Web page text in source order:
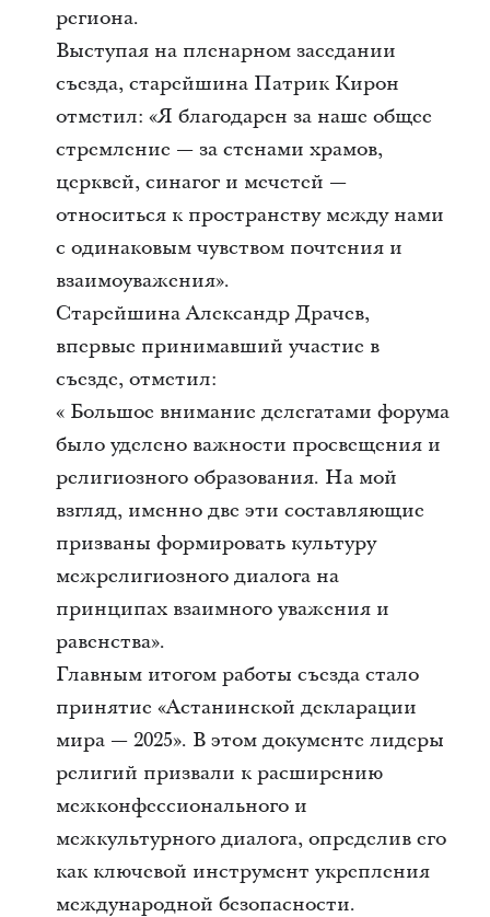
региона.
Выступая на пленарном заседании
съезда, старейшина Патрик Кирон
отметил: «Я благодарен за наше общее
стремление — за стенами храмов,
церквей, синагог и мечетей —
относиться к пространству между нами
с одинаковым чувством почтения и
взаимоуважения».
Старейшина Александр Драчев,
впервые принимавший участие в
съезде, отметил:
« Большое внимание делегатами форума
было уделено важности просвещения и
религиозного образования. На мой
взгляд, именно две эти составляющие
призваны формировать культуру
межрелигиозного диалога на
принципах взаимного уважения и
равенства».
Главным итогом работы съезда стало
принятие «Астанинской декларации
мира — 2025». В этом документе лидеры
религий призвали к расширению
межконфессионального и
межкультурного диалога, определив его
как ключевой инструмент укрепления
международной безопасности.